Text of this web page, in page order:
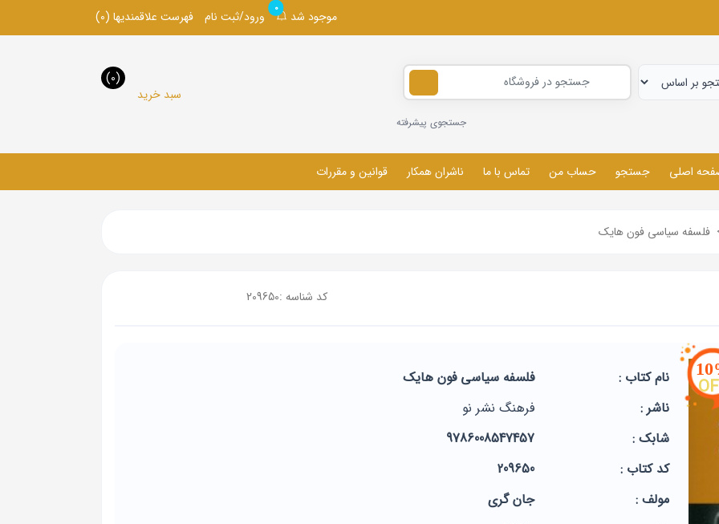
موجود شد
0
ورود/ثبت نام فهرست علاقمندیها (0)
جستجوی پیشرفته
سبد خرید
(0)
اصلی جستجو حساب من تماس با ما ناشران همکار قوانین و مقررات
فلسفه سیاسی فون هایک
کد شناسه :209650
نام کتاب :
فلسفه سیاسی فون هایک
ناشر :
فرهنگ نشر نو
شابک :
9786008547457
کد کتاب :
209650
مولف :
جان گری